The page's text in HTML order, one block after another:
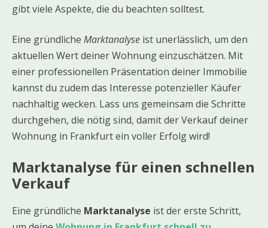
gibt viele Aspekte, die du beachten solltest.
Eine gründliche Marktanalyse ist unerlässlich, um den
aktuellen Wert deiner Wohnung einzuschätzen. Mit
einer professionellen Präsentation deiner Immobilie
kannst du zudem das Interesse potenzieller Käufer
nachhaltig wecken. Lass uns gemeinsam die Schritte
durchgehen, die nötig sind, damit der Verkauf deiner
Wohnung in Frankfurt ein voller Erfolg wird!
Marktanalyse für einen schnellen
Verkauf
Eine gründliche Marktanalyse ist der erste Schritt,